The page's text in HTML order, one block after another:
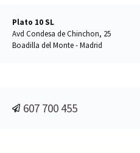
Plato 10 SL
Avd Condesa de Chinchon, 25
Boadilla del Monte - Madrid
607 700 455